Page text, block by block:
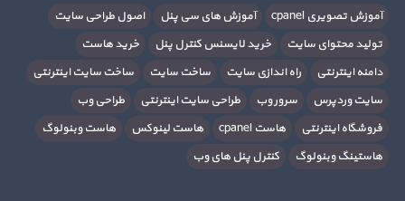
آموزش تصویری cpanel آموزش های سی پنل
اصول طراحی سایت
تولید محتوای سایت
خرید لایسنس کنترل پنل
خرید هاست
دامنه اینترنتی
راه اندازی سایت ساخت سایت
ساخت سایت اینترنتی
سایت وردپرس
سرور وب طراحی سایت اینترنتی
طراحی وب
فروشگاه اینترنتی
هاست cpanel هاست لینوکس
هاست وبنولوگ
هاستینگ وبنولوگ
کنترل پنل های وب